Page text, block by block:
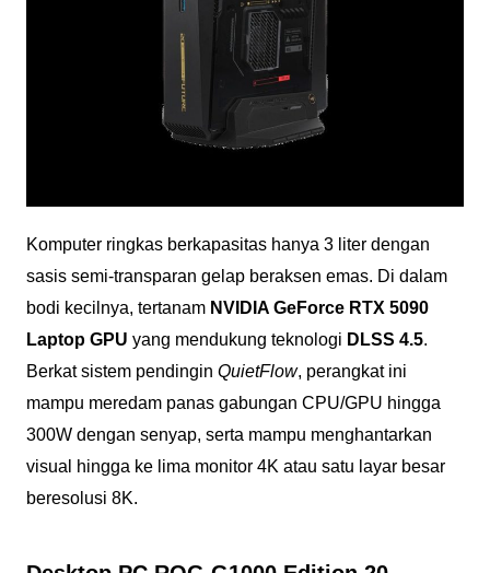
Komputer ringkas berkapasitas hanya 3 liter dengan
sasis semi-transparan gelap beraksen emas. Di dalam
bodi kecilnya, tertanam NVIDIA GeForce RTX 5090
Laptop GPU yang mendukung teknologi DLSS 4.5.
Berkat sistem pendingin QuietFlow, perangkat ini
mampu meredam panas gabungan CPU/GPU hingga
300W dengan senyap, serta mampu menghantarkan
visual hingga ke lima monitor 4K atau satu layar besar
beresolusi 8K.